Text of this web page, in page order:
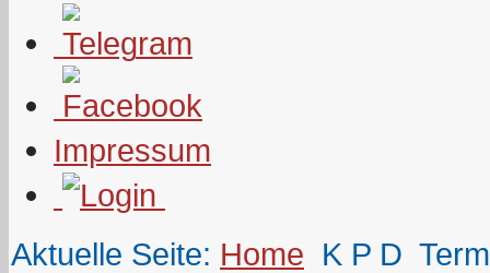
Impressum
Aktuelle Seite: Home K P D